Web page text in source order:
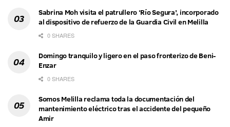
Sabrina Moh visita el patrullero ‘Río Segura’, incorporado
al dispositivo de refuerzo de la Guardia Civil en Melilla
0 SHARES
Domingo tranquilo y ligero en el paso fronterizo de Beni-
Enzar
0 SHARES
Somos Melilla reclama toda la documentación del
mantenimiento eléctrico tras el accidente del pequeño
Amir